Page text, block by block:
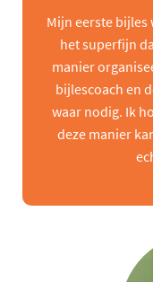
Mijn eerste bijles
het superfijn
manier
bijlescoach en
waar nodig. Ik
deze manier